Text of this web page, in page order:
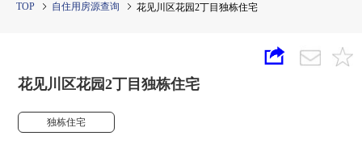
TOP 自住用房源查询 花见川区花园2丁目独栋住宅
花见川区花园2丁目独栋住宅
独栋住宅